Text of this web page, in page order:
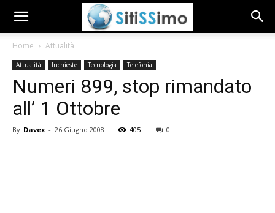
Home Attualità
Attualità Inchieste Tecnologia Telefonia
Numeri 899, stop rimandato
all’ 1 Ottobre
By Davex - 26 Giugno 2008 405 0